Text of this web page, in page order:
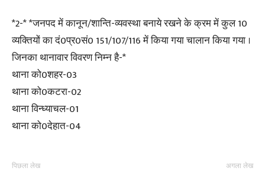
*2-* *जनपद में कानून/शान्ति-व्यवस्था बनाये रखने के क्रम में कुल 10
व्यक्तियों का दं0प्र0सं0 151/107/116 में किया गया चालान किया गया ।
जिनका थानावार विवरण निम्न है-*
थाना को0शहर-03
थाना को0कटरा-02
थाना विन्ध्याचल-01
थाना को0देहात-04
पिछला लेख अगला लेख